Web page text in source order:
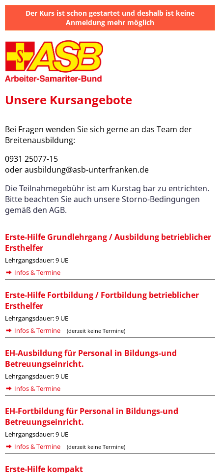
Der Kurs ist schon gestartet und deshalb ist keine
Anmeldung mehr möglich
Unsere Kursangebote
Bei Fragen wenden Sie sich gerne an das Team der
Breitenausbildung:
0931 25077-15
oder ausbildung@asb-unterfranken.de
Die Teilnahmegebühr ist am Kurstag bar zu entrichten.
Bitte beachten Sie auch unsere Storno-Bedingungen
gemäß den AGB.
Erste-Hilfe Grundlehrgang / Ausbildung betrieblicher
Ersthelfer
Lehrgangsdauer: 9 UE
Infos & Termine
Erste-Hilfe Fortbildung / Fortbildung betrieblicher
Ersthelfer
Lehrgangsdauer: 9 UE
Infos & Termine
(derzeit keine Termine)
EH-Ausbildung für Personal in Bildungs-und
Betreuungseinricht.
Lehrgangsdauer: 9 UE
Infos & Termine
EH-Fortbildung für Personal in Bildungs-und
Betreuungseinricht.
Lehrgangsdauer: 9 UE
Infos & Termine
(derzeit keine Termine)
Erste-Hilfe kompakt